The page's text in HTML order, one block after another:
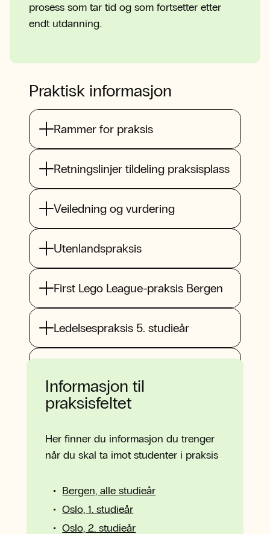
prosess som tar tid og som fortsetter etter
endt utdanning.
Praktisk informasjon
Rammer for praksis
Retningslinjer tildeling praksisplass
Veiledning og vurdering
Utenlandspraksis
First Lego League-praksis Bergen
Ledelsespraksis 5. studieår
Informasjon til
praksisfeltet
Her finner du informasjon du trenger
når du skal ta imot studenter i praksis
Bergen, alle studieår
Oslo, 1. studieår
Oslo, 2. studieår